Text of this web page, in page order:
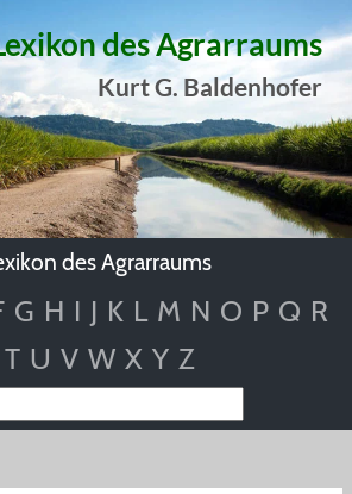
des Agrarraums
Kurt G. Baldenhofer
des Agrarraums
G H I J K L M N O P Q R
T U V W X Y Z